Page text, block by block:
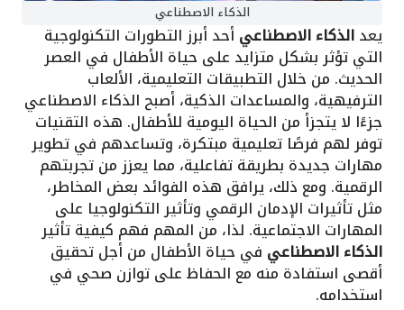
الذكاء الاصطناعي
يعدالذكاء الاصطناعي أحد أبرز التطورات التكنولوجية
التي تؤثر بشكل متزايد على حياة الأطفال في العصر
الحديث. من خلال التطبيقات التعليمية، الألعاب
الترفيهية، والمساعدات الذكية، أصبح الذكاء الاصطناعي
جزءًا لا يتجزأ من الحياة اليومية للأطفال. هذه التقنيات
توفر لهم فرصًا تعليمية مبتكرة، وتساعدهم في تطوير
مهارات جديدة بطريقة تفاعلية، مما يعزز من تجربتهم
الرقمية. ومع ذلك، يرافق هذه الفوائد بعض المخاطر،
مثل تأثيرات الإدمان الرقمي وتأثير التكنولوجيا على
المهارات الاجتماعية. لذا، من المهم فهم كيفية تأثير
الذكاء الاصطناعي في حياة الأطفال من أجل تحقيق
أقصى استفادة منه مع الحفاظ على توازن صحي في
استخدامه.